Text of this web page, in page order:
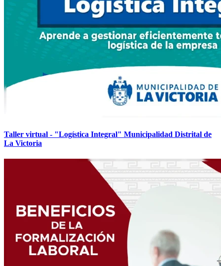
Taller virtual - "Logística Integral" Municipalidad Distrital de
La Victoria